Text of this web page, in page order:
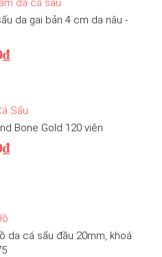
da cá sấu
da gai bản 4 cm da nâu -
Sấu
Bone Gold 120 viên
da cá sấu đầu 20mm, khoá